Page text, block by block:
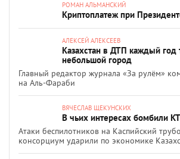
РОМАН АЛЬМАНСКИЙ
Криптоплатеж при
АЛЕКСЕЙ АЛЕКСЕЕВ
Казахстан в ДТП каждый год
небольшой город
Главный редактор журнала «За рулём»
на Аль-Фараби
ВЯЧЕСЛАВ ЩЕКУНСКИХ
В чьих интересах бомбили
Атаки беспилотников на Каспийский
консорциум ударили по экономике